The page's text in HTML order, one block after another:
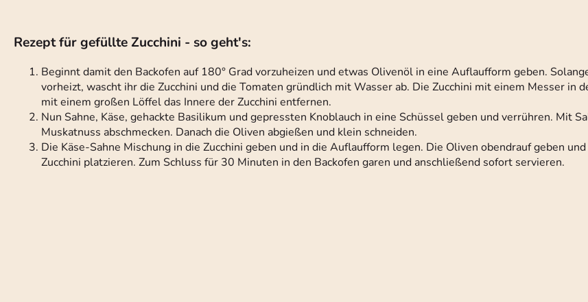
Rezept für gefüllte Zucchini - so geht's:
Beginnt damit den Backofen auf 180° Grad vorzuheizen und etwas Olivenöl in eine Auflaufform geben.
vorheizt, wascht ihr die Zucchini und die Tomaten gründlich mit Wasser ab. Die Zucchini mit einem Messer in
mit einem großen Löffel das Innere der Zucchini entfernen.
Nun Sahne, Käse, gehackte Basilikum und gepressten Knoblauch in eine Schüssel geben und verrühren. Mit
Muskatnuss abschmecken. Danach die Oliven abgießen und klein schneiden.
Die Käse-Sahne Mischung in die Zucchini geben und in die Auflaufform legen. Die Oliven obendrauf geben
Zucchini platzieren. Zum Schluss für 30 Minuten in den Backofen garen und anschließend sofort servieren.